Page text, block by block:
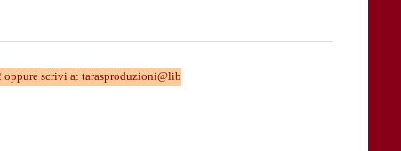
a: tarasproduzioni@libero.it TARAStv... chi la fa sei Tu !!